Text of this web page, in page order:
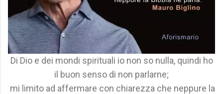
Di Dio e dei mondi spirituali io non so nulla, quindi ho
il buon senso di non parlarne;
mi limito ad affermare con chiarezza che neppure la